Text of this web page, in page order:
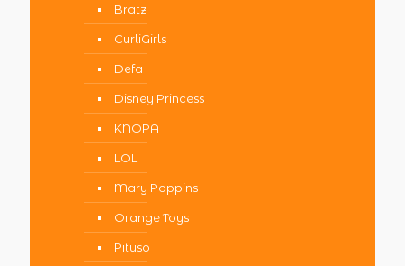
Bratz
CurliGirls
Defa
Disney Princess
KNOPA
LOL
Mary Poppins
Orange Toys
Pituso